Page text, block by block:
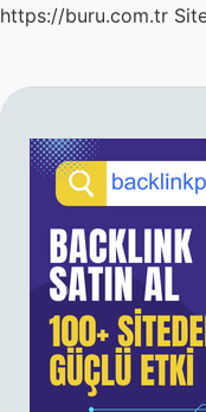
https://buru.com.tr